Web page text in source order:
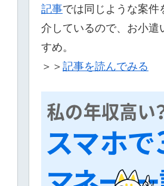
記事では同じような案件
介しているので、お小遣
すめ。
＞＞ 記事を読んでみる